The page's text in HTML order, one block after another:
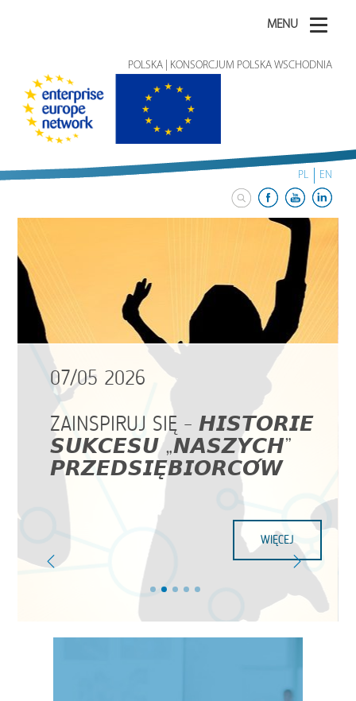
MENU
POLSKA | KONSORCJUM POLSKA WSCHODNIA
PL EN
07/05 2026
ZAINSPIRUJ SIĘ – 𝙃𝙄𝙎𝙏𝙊𝙍𝙄𝙀
𝙎𝙐𝙆𝘾𝙀𝙎𝙐 „𝙉𝘼𝙎𝙕𝙔𝘾𝙃”
𝙋𝙍𝙕𝙀𝘿𝙎𝙄𝙀̨𝘽𝙄𝙊𝙍𝘾𝙊́𝙒
WIĘCEJ